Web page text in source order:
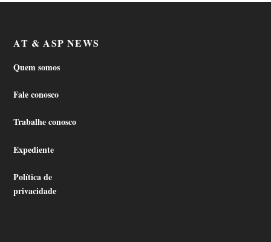
AT & ASP NEWS
Quem somos
Fale conosco
Trabalhe conosco
Expediente
Política de
privacidade